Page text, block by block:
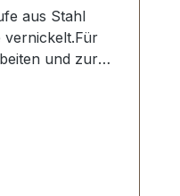
aus Stahl
vernickelt.Für
und zur